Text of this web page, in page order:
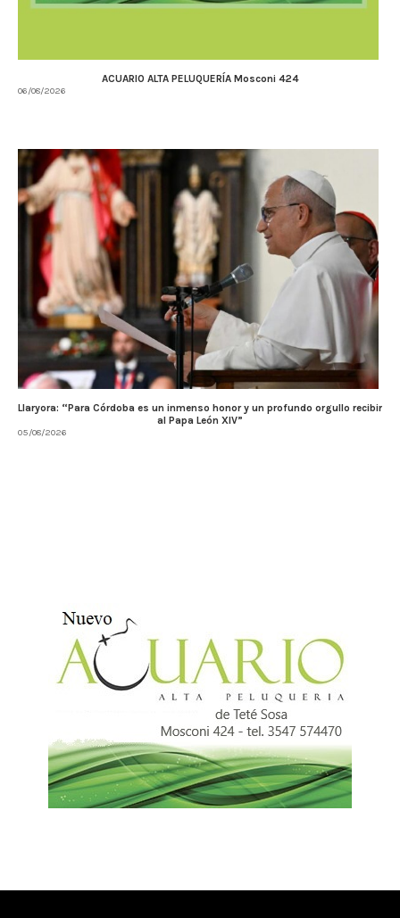
ACUARIO ALTA PELUQUERÍA Mosconi 424
06/08/2026
Llaryora: “Para Córdoba es un inmenso honor y un profundo orgullo recibir
al Papa León XIV”
05/08/2026